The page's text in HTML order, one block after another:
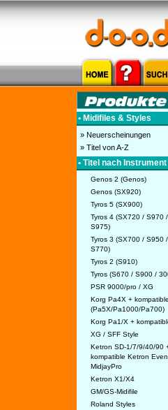
• Midifiles & Styles
» Neuerscheinungen
» Titel von A-Z
• Titel nach Instrument
Genos 2 (Genos)
Genos (SX920)
Tyros 5 (SX900)
Tyros 4 (SX720 / S970 /
S975)
Tyros 3 (SX700 / S950 /
S770)
Tyros 2 (S910)
Tyros (S670 / S900 /
PSR 9000/pro / XG
Korg Pa4X + kompatible
(Pa5X/Pa1000/Pa700)
Korg Pa1/X +
XG / SFF Style
Ketron SD-1/7/9/40/90
kompatible Ketron
MidjayPro
Ketron X1/X4
GM/GS-Midifile
Roland Styles